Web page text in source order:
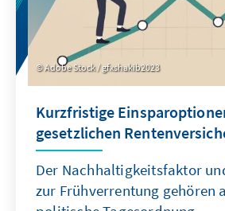
Adobe Stock / gfxshakib2023
Kurzfristige
gesetzlichen
Der Nachhaltigkeitsfaktor
zur Frühverrentung gehören